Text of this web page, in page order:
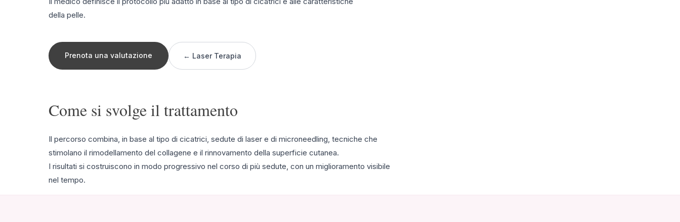
della pelle.
Prenota una valutazione ← Laser Terapia
Come si svolge il trattamento
Il percorso combina, in base al tipo di cicatrici, sedute di laser e di microneedling, tecniche che
stimolano il rimodellamento del collagene e il rinnovamento della superficie cutanea.
I risultati si costruiscono in modo progressivo nel corso di più sedute, con un miglioramento visibile
nel tempo.